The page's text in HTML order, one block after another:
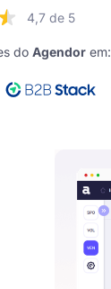
4,7 de 5
do Agendor em: